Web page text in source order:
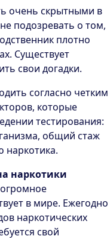
очень скрытными в
подозревать о том,
плотно
Существует
свои догадки.
согласно четким
которые
тестирования:
общий стаж
наркотика.
наркотики
в мире. Ежегодно
наркотических
свой